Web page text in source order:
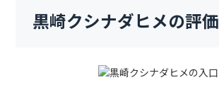
黒崎クシナダヒメの評価